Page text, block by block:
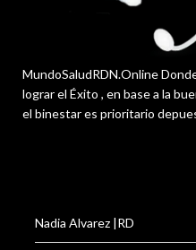
MundoSaludRDN.Online
lograr el Éxito , en base a la
el binestar es prioritario
Nadia Alvarez |RD